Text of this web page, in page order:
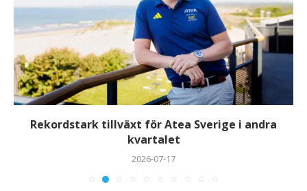
HANZA fortsätter projekt Horizon och avvecklar
Gateway China
2026-07-15